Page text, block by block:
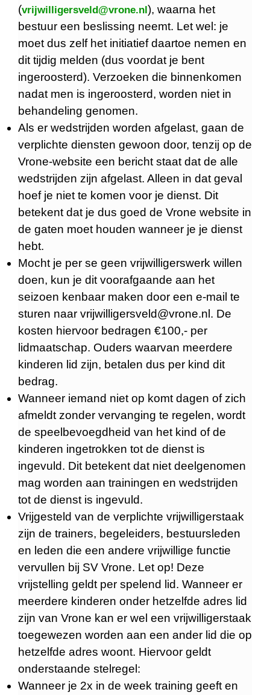
(vrijwilligersveld@vrone.nl), waarna het
bestuur een beslissing neemt. Let wel: je
moet dus zelf het initiatief daartoe nemen en
dit tijdig melden (dus voordat je bent
ingeroosterd). Verzoeken die binnenkomen
nadat men is ingeroosterd, worden niet in
behandeling genomen.
Als er wedstrijden worden afgelast, gaan de
verplichte diensten gewoon door, tenzij op de
Vrone-website een bericht staat dat de alle
wedstrijden zijn afgelast. Alleen in dat geval
hoef je niet te komen voor je dienst. Dit
betekent dat je dus goed de Vrone website in
de gaten moet houden wanneer je je dienst
hebt.
Mocht je per se geen vrijwilligerswerk willen
doen, kun je dit voorafgaande aan het
seizoen kenbaar maken door een e-mail te
sturen naar vrijwilligersveld@vrone.nl. De
kosten hiervoor bedragen €100,- per
lidmaatschap. Ouders waarvan meerdere
kinderen lid zijn, betalen dus per kind dit
bedrag.
Wanneer iemand niet op komt dagen of zich
afmeldt zonder vervanging te regelen, wordt
de speelbevoegdheid van het kind of de
kinderen ingetrokken tot de dienst is
ingevuld. Dit betekent dat niet deelgenomen
mag worden aan trainingen en wedstrijden
tot de dienst is ingevuld.
Vrijgesteld van de verplichte vrijwilligerstaak
zijn de trainers, begeleiders, bestuursleden
en leden die een andere vrijwillige functie
vervullen bij SV Vrone. Let op! Deze
vrijstelling geldt per spelend lid. Wanneer er
meerdere kinderen onder hetzelfde adres lid
zijn van Vrone kan er wel een vrijwilligerstaak
toegewezen worden aan een ander lid die op
hetzelfde adres woont. Hiervoor geldt
onderstaande stelregel:
Wanneer je 2x in de week training geeft en